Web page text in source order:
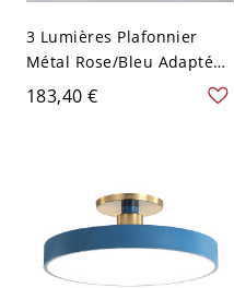
3 Lumières Plafonnier
Métal Rose/Bleu Adapté
LED avec Abat-jour Blanc -
110 V-120 V Avion
183,40 €